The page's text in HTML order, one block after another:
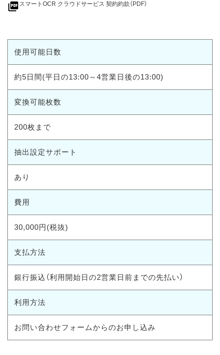
picture_as_pdf スマートOCR クラウドサービス 契約約款（PDF）
使用可能日数
約5日間(平日の13:00～4営業日後の13:00)
変換可能枚数
200枚まで
抽出設定サポート
あり
費用
30,000円(税抜)
支払方法
銀行振込（利用開始日の2営業日前までの先払い）
利用方法
お問い合わせフォームからのお申し込み